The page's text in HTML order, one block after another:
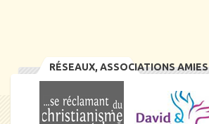
RÉSEAUX, ASSOCIATIONS AMIES